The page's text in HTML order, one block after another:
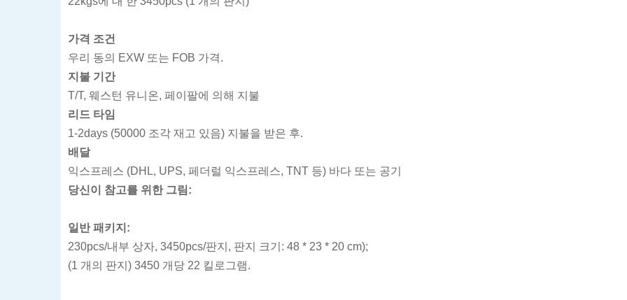
가격 조건
우리 동의 EXW 또는 FOB 가격.
지불 기간
T/T, 웨스턴 유니온, 페이팔에 의해 지불
리드 타임
1-2days (50000 조각 재고 있음) 지불을 받은 후.
배달
익스프레스 (DHL, UPS, 페더럴 익스프레스, TNT 등) 바다 또는 공기
당신이 참고를 위한 그림:
일반 패키지:
230pcs/내부 상자, 3450pcs/판지, 판지 크기: 48 * 23 * 20 cm);
(1 개의 판지) 3450 개당 22 킬로그램.